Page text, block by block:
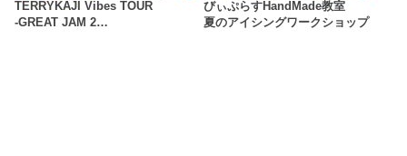
TERRYKAJI Vibes TOUR
-GREAT JAM 2…
びぃぷらすHandMade教室
夏のアイシングワークショップ